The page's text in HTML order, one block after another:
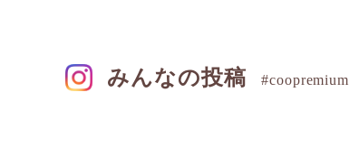
みんなの投稿 #coopremium